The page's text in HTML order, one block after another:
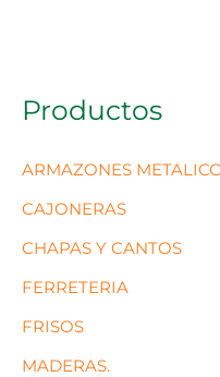
Productos
ARMAZONES
CAJONERAS
CHAPAS Y CANTOS
FERRETERIA
FRISOS
MADERAS.